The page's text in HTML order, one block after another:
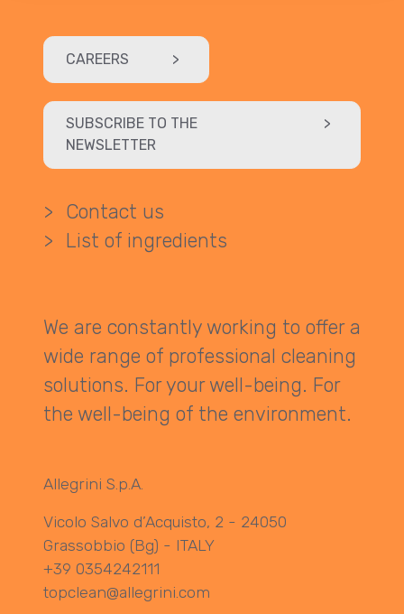
CAREERS >
SUBSCRIBE TO THE
NEWSLETTER
>
>
Contact us
>
List of ingredients
We are constantly working to offer a
wide range of professional cleaning
solutions. For your well-being. For
the well-being of the environment.
Allegrini S.p.A.
Vicolo Salvo d’Acquisto, 2 - 24050
Grassobbio (Bg) - ITALY
+39 0354242111
topclean@allegrini.com